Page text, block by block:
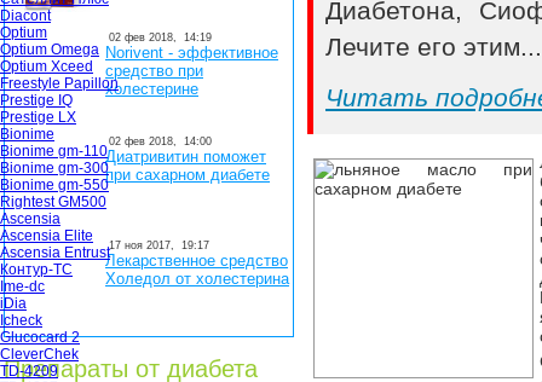
Diacont
Optium
Optium Omega
Optium Xceed
Freestyle Papillon
Prestige IQ
Prestige LX
Bionime
Bionime gm-110
Bionime gm-300
Bionime gm-550
Rightest GM500
Ascensia
Ascensia Elite
Ascensia Entrust
Контур-ТС
Ime-dc
iDia
Icheck
Glucocard 2
CleverChek
TD-4209
02 фев 2018, 14:19
Norivent - эффективное
средство при
холестерине
02 фев 2018, 14:00
Диатривитин поможет
при сахарном диабете
17 ноя 2017, 19:17
Лекарственное средство
Холедол от холестерина
Препараты от диабета
Диабетона,
Лечите его
Читать